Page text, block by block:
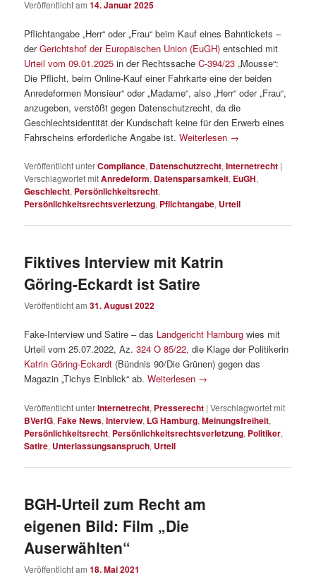
Veröffentlicht am14. Januar 2025
Pflichtangabe „Herr“ oder „Frau“ beim Kauf eines Bahntickets –
derGerichtshof der Europäischen Union (EuGH) entschied mit
Urteil vom 09.01.2025 in der RechtssacheC‑394/23 „Mousse“:
Die Pflicht, beim Online-Kauf einer Fahrkarte eine der beiden
Anredeformen Monsieur“ oder „Madame“, also „Herr“ oder „Frau“,
anzugeben, verstößt gegen Datenschutzrecht, da die
Geschlechtsidentität der Kundschaft keine für den Erwerb eines
Fahrscheins erforderliche Angabe ist.Weiterlesen →
Veröffentlicht unterCompliance, Datenschutzrecht,Internetrecht |
Verschlagwortet mitAnredeform, Datensparsamkeit, EuGH,
Geschlecht, Persönlichkeitsrecht,
Persönlichkeitsrechtsverletzung, Pflichtangabe, Urteil
Fiktives Interview mit Katrin
Göring-Eckardt ist Satire
Veröffentlicht am31. August 2022
Fake-Interview und Satire – das Landgericht Hamburg wies mit
Urteil vom 25.07.2022, Az.324 O 85/22, die Klage der Politikerin
Katrin Göring-Eckardt (Bündnis 90/Die Grünen) gegen das
Magazin „Tichys Einblick“ ab.Weiterlesen →
Veröffentlicht unterInternetrecht, Presserecht |Verschlagwortet mit
BVerfG,Fake News,Interview, LG Hamburg,Meinungsfreiheit,
Persönlichkeitsrecht, Persönlichkeitsrechtsverletzung, Politiker,
Satire, Unterlassungsanspruch, Urteil
BGH-Urteil zum Recht am
eigenen Bild: Film „Die
Auserwählten“
Veröffentlicht am18. Mai 2021